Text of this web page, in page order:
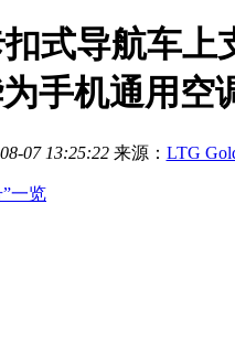
式导航车
手机通用空
07 13:25:22来源： LTG
一览